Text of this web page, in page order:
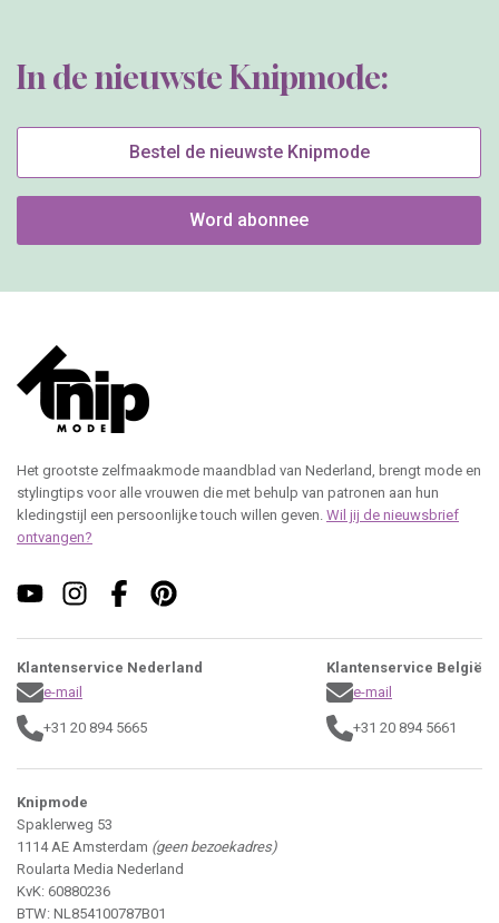
In de nieuwste Knipmode:
Bestel de nieuwste Knipmode
Word abonnee
Het grootste zelfmaakmode maandblad van Nederland, brengt mode en
stylingtips voor alle vrouwen die met behulp van patronen aan hun
kledingstijl een persoonlijke touch willen geven. Wil jij de nieuwsbrief
ontvangen?
Klantenservice Nederland
e-mail
+31 20 894 5665
Klantenservice België
e-mail
+31 20 894 5661
Knipmode
Spaklerweg 53
1114 AE Amsterdam (geen bezoekadres)
Roularta Media Nederland
KvK: 60880236
BTW: NL854100787B01